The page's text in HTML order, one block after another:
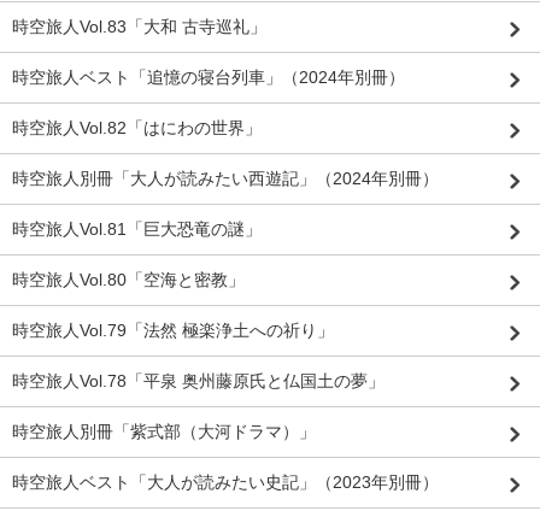
時空旅人Vol.83「大和 古寺巡礼」
時空旅人ベスト「追憶の寝台列車」（2024年別冊）
時空旅人Vol.82「はにわの世界」
時空旅人別冊「大人が読みたい西遊記」（2024年別冊）
時空旅人Vol.81「巨大恐竜の謎」
時空旅人Vol.80「空海と密教」
時空旅人Vol.79「法然 極楽浄土への祈り」
時空旅人Vol.78「平泉 奥州藤原氏と仏国土の夢」
時空旅人別冊「紫式部（大河ドラマ）」
時空旅人ベスト「大人が読みたい史記」（2023年別冊）